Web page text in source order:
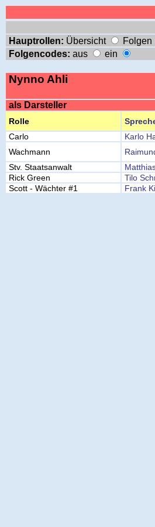
Hauptrollen: Übersicht Folgen
Folgencodes: aus ein
Nynno Ahli
als Darsteller
Rolle
Carlo
Karlo
Wachmann
Stv. Staatsanwalt
Rick Green
Tilo
Scott - Wächter #1
Frank